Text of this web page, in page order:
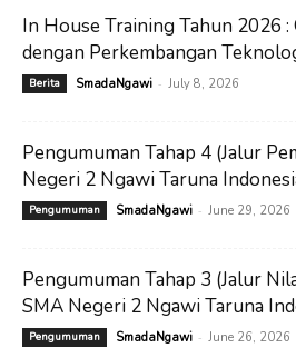
In House Training Tahun 2026
dengan Perkembangan
Berita SmadaNgawi - July 8, 2026
Pengumuman Tahap 4 (Jalur
Negeri 2 Ngawi Taruna
Pengumuman SmadaNgawi - June 29, 2026
Pengumuman Tahap 3 (Jalur
SMA Negeri 2 Ngawi Taruna
Pengumuman SmadaNgawi - June 26, 2026